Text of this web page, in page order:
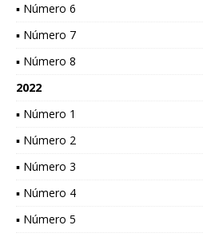
▪ Número 6
▪ Número 7
▪ Número 8
2022
▪ Número 1
▪ Número 2
▪ Número 3
▪ Número 4
▪ Número 5